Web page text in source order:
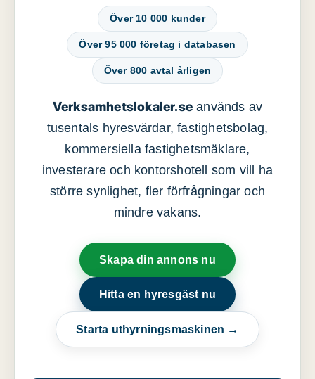
Över 10 000 kunder
Över 95 000 företag i databasen
Över 800 avtal årligen
Verksamhetslokaler.se används av
tusentals hyresvärdar, fastighetsbolag,
kommersiella fastighetsmäklare,
investerare och kontorshotell som vill ha
större synlighet, fler förfrågningar och
mindre vakans.
Skapa din annons nu
Hitta en hyresgäst nu
Starta uthyrningsmaskinen →